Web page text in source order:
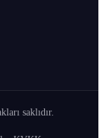
saklıdır.